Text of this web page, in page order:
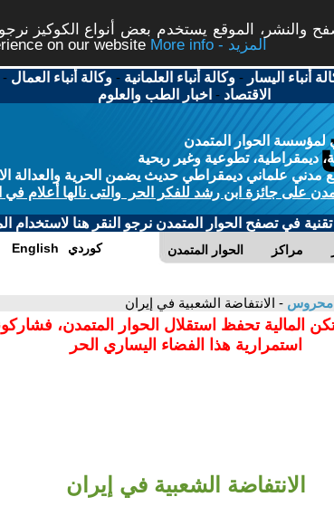
والنشر، الموقع يستخدم بعض أنواع الكوكيز
on our website
More info - المزيد
أنباء اليسار -وكالة أنباء العلمانية -وكالة أنباء العمال
الاقتصاد - اخبار الطب والعلوم
لمؤسسة الحوار المتمدن
ديمقراطية، تطوعية وغير ربحية
علماني ديمقراطي حديث يضمن الحرية والعدالة
على جائزة ابن رشد للفكر الحر والتى نالها أعلام في
في تصفح الحوار المتمدن نرجو النقر هنا لاستخدام
الحوار المتمدن مراكز English كوردي
محروس - الانتفاضة الشعبية في إيران
المالية تحفظ استقلال الحوار المتمدن،
استمرارية هذا الفضاء اليساري الحر
الانتفاضة الشعبية في إيران